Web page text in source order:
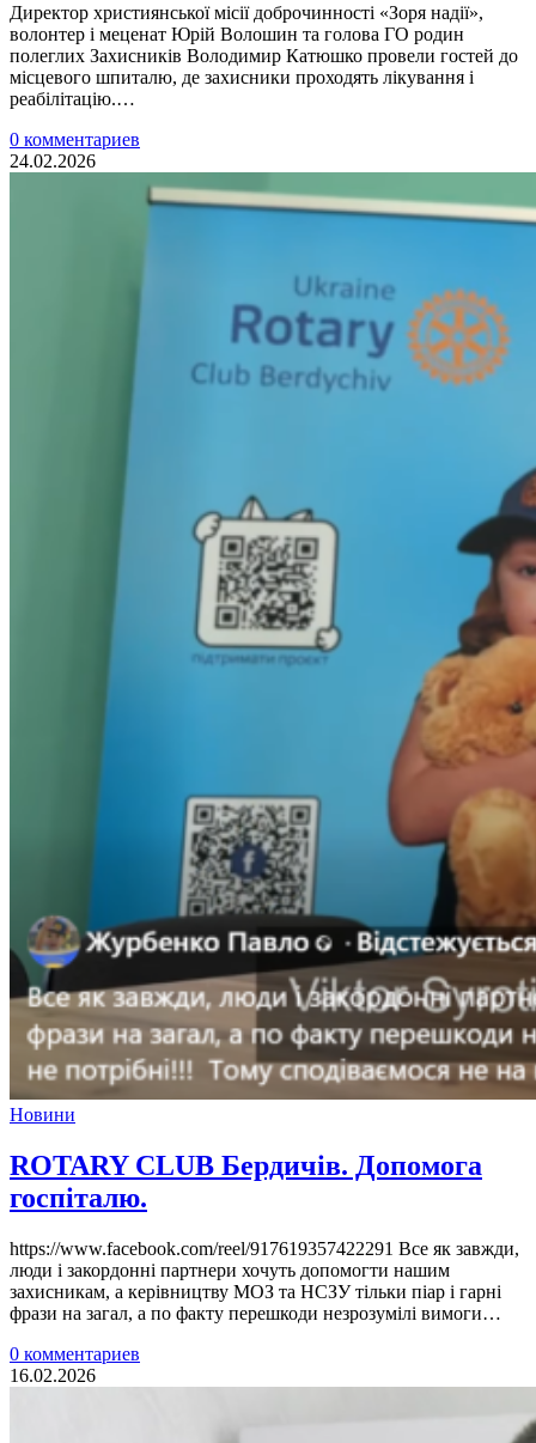
Директор християнської місії доброчинності «Зоря надії»,
волонтер і меценат Юрій Волошин та голова ГО родин
полеглих Захисників Володимир Катюшко провели гостей до
місцевого шпиталю, де захисники проходять лікування і
реабілітацію.…
0 комментариев
24.02.2026
Новини
ROTARY CLUB Бердичів. Допомога
госпіталю.
https://www.facebook.com/reel/917619357422291 Все як завжди,
люди і закордонні партнери хочуть допомогти нашим
захисникам, а керівництву МОЗ та НСЗУ тільки піар і гарні
фрази на загал, а по факту перешкоди незрозумілі вимоги…
0 комментариев
16.02.2026